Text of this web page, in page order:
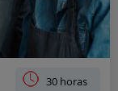
30 horas